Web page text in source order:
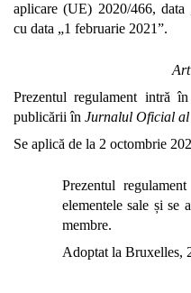
aplicare (UE) 2020/466, data
cu data „1 februarie 2021”.
Prezentul regulament intră
publicării în Jurnalul Oficial
Se aplică de la 2 octombrie
Prezentul
elementele sale și se
membre.
Adoptat la Bruxelles,